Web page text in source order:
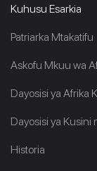
Kuhusu Esarkia
Patriarka Mtakatifu
Askofu Mkuu wa
Dayosisi ya Afrika
Dayosisi ya Kusini
Historia